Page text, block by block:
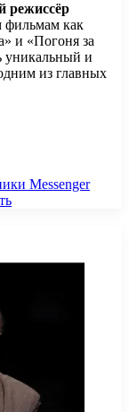
режиссёр
фильмам как
и «Погоня за
уникальный и
из главных
Messenger